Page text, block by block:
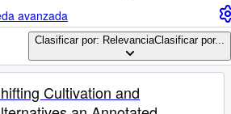
avanzada
Clasificar por: RelevanciaClasificar por...
Cultivation and